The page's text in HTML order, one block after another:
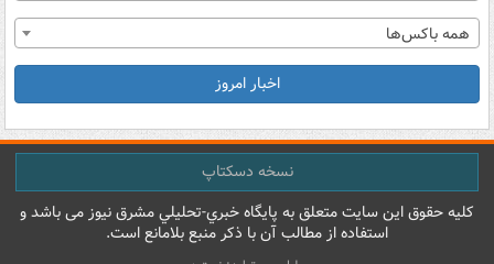
همه باکس‌ها
اخبار امروز
نسخه دسکتاپ
کليه حقوق اين سايت متعلق به پایگاه خبري-تحليلي مشرق نيوز می باشد و
استفاده از مطالب آن با ذکر منبع بلامانع است.